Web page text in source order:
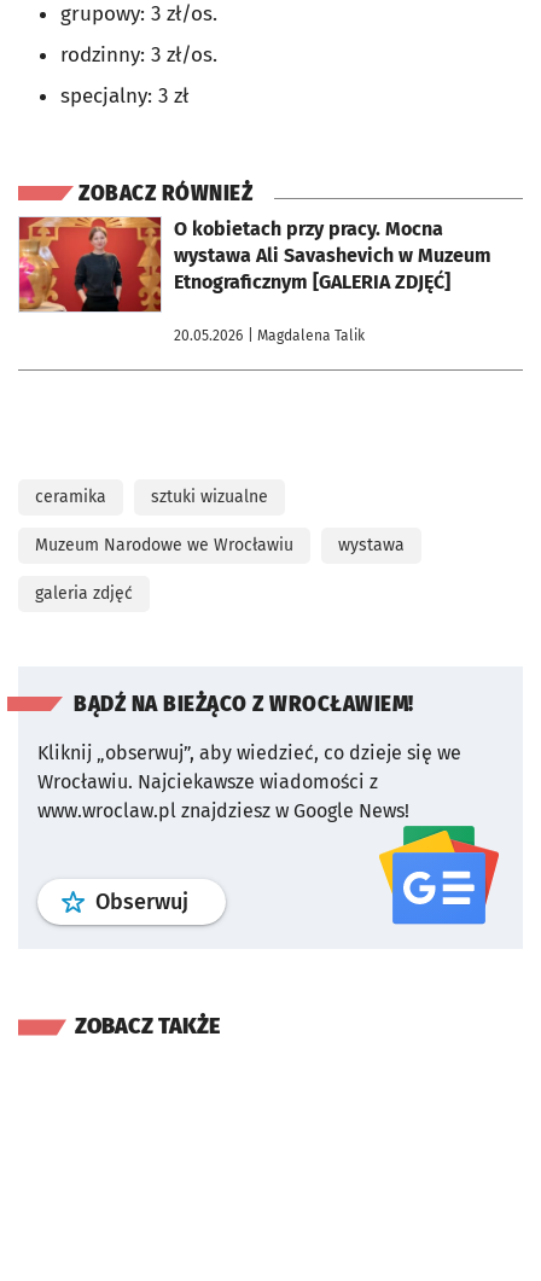
grupowy: 3 zł/os.
rodzinny: 3 zł/os.
specjalny: 3 zł
ZOBACZ RÓWNIEŻ
O kobietach przy pracy. Mocna
wystawa Ali Savashevich w Muzeum
Etnograficznym [GALERIA ZDJĘĆ]
20.05.2026 | Magdalena Talik
otworzy się w nowej karcie
ceramika sztuki wizualne
Muzeum Narodowe we Wrocławiu wystawa
galeria zdjęć
BĄDŹ NA BIEŻĄCO Z WROCŁAWIEM!
Kliknij „obserwuj”, aby wiedzieć, co dzieje się we
Wrocławiu. Najciekawsze wiadomości z
www.wroclaw.pl znajdziesz w Google News!
Obserwuj profil serwisu
ZOBACZ TAKŻE